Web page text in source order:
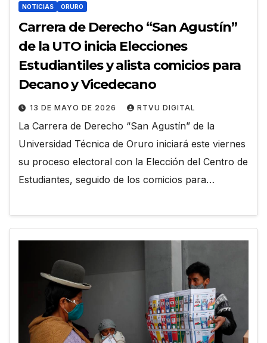
NOTICIAS ORURO
Carrera de Derecho “San Agustín”
de la UTO inicia Elecciones
Estudiantiles y alista comicios para
Decano y Vicedecano
13 DE MAYO DE 2026 RTVU DIGITAL
La Carrera de Derecho “San Agustín” de la
Universidad Técnica de Oruro iniciará este viernes
su proceso electoral con la Elección del Centro de
Estudiantes, seguido de los comicios para…